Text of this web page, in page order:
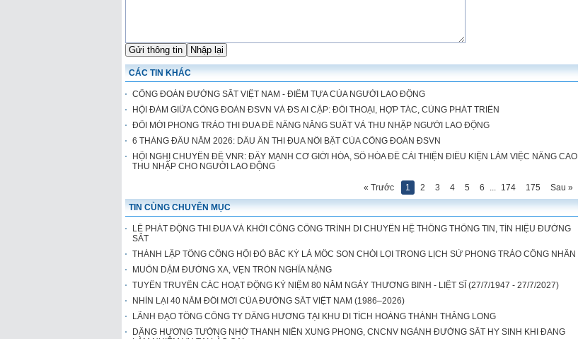
CÁC TIN KHÁC
CÔNG ĐOÀN ĐƯỜNG SẮT VIỆT NAM - ĐIỂM TỰA CỦA NGƯỜI LAO ĐỘNG
HỘI ĐÀM GIỮA CÔNG ĐOÀN ĐSVN VÀ ĐS AI CẬP: ĐỐI THOẠI, HỢP TÁC, CÙNG PHÁT TRIỂN
ĐỔI MỚI PHONG TRÀO THI ĐUA ĐỂ NÂNG NĂNG SUẤT VÀ THU NHẬP NGƯỜI LAO ĐỘNG
6 THÁNG ĐẦU NĂM 2026: DẤU ẤN THI ĐUA NỔI BẬT CỦA CÔNG ĐOÀN ĐSVN
HỘI NGHỊ CHUYÊN ĐỀ VNR: ĐẨY MẠNH CƠ GIỚI HÓA, SỐ HÓA ĐỂ CẢI THIỆN ĐIỀU KIỆN LÀM VIỆC NÂNG CAO
THU NHẬP CHO NGƯỜI LAO ĐỘNG
« Trước 1 2 3 4 5 6 ... 174 175
Sau »
TIN CÙNG CHUYÊN MỤC
LỄ PHÁT ĐỘNG THI ĐUA VÀ KHỞI CÔNG CÔNG TRÌNH DI CHUYỂN HỆ THỐNG THÔNG TIN, TÍN HIỆU ĐƯỜNG
SẮT
THÀNH LẬP TỔNG CÔNG HỘI ĐỎ BẮC KỲ LÀ MỐC SON CHÓI LỌI TRONG LỊCH SỬ PHONG TRÀO CÔNG NHÂN
MUÔN DẶM ĐƯỜNG XA, VẸN TRÒN NGHĨA NẶNG
TUYÊN TRUYỀN CÁC HOẠT ĐỘNG KỶ NIỆM 80 NĂM NGÀY THƯƠNG BINH - LIỆT SĨ (27/7/1947 - 27/7/2027)
NHÌN LẠI 40 NĂM ĐỔI MỚI CỦA ĐƯỜNG SẮT VIỆT NAM (1986–2026)
LÃNH ĐẠO TỔNG CÔNG TY DÂNG HƯƠNG TẠI KHU DI TÍCH HOÀNG THÀNH THĂNG LONG
DÂNG HƯƠNG TƯỞNG NHỚ THANH NIÊN XUNG PHONG, CNCNV NGÀNH ĐƯỜNG SẮT HY SINH KHI ĐANG